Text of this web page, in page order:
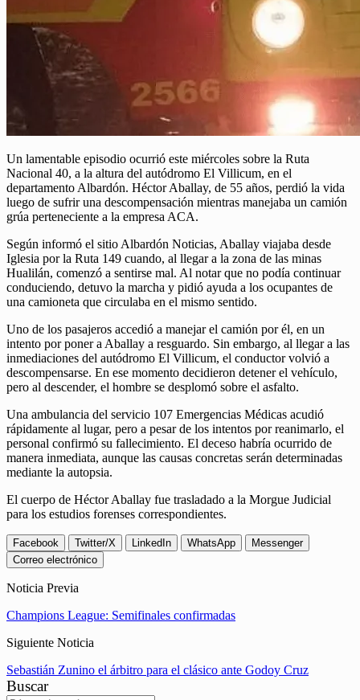
Un lamentable episodio ocurrió este miércoles sobre la Ruta
Nacional 40, a la altura del autódromo El Villicum, en el
departamento Albardón. Héctor Aballay, de 55 años, perdió la vida
luego de sufrir una descompensación mientras manejaba un camión
grúa perteneciente a la empresa ACA.
Según informó el sitio Albardón Noticias, Aballay viajaba desde
Iglesia por la Ruta 149 cuando, al llegar a la zona de las minas
Hualilán, comenzó a sentirse mal. Al notar que no podía continuar
conduciendo, detuvo la marcha y pidió ayuda a los ocupantes de
una camioneta que circulaba en el mismo sentido.
Uno de los pasajeros accedió a manejar el camión por él, en un
intento por poner a Aballay a resguardo. Sin embargo, al llegar a las
inmediaciones del autódromo El Villicum, el conductor volvió a
descompensarse. En ese momento decidieron detener el vehículo,
pero al descender, el hombre se desplomó sobre el asfalto.
Una ambulancia del servicio 107 Emergencias Médicas acudió
rápidamente al lugar, pero a pesar de los intentos por reanimarlo, el
personal confirmó su fallecimiento. El deceso habría ocurrido de
manera inmediata, aunque las causas concretas serán determinadas
mediante la autopsia.
El cuerpo de Héctor Aballay fue trasladado a la Morgue Judicial
para los estudios forenses correspondientes.
Facebook Twitter/X LinkedIn WhatsApp
Messenger
Correo electrónico
Noticia Previa
Champions League: Semifinales confirmadas
Siguiente Noticia
Sebastián Zunino el árbitro para el clásico ante Godoy Cruz
Buscar